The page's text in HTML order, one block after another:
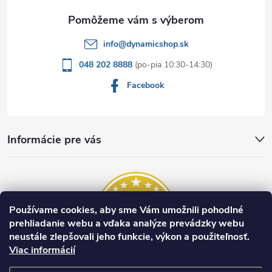
Používame cookies, aby sme Vám umožnili pohodlné
prehliadanie webu a vďaka analýze prevádzky webu
neustále zlepšovali jeho funkcie, výkon a použiteľnosť.
Viac informácií
Informácie pre vás
info@dynamicshop.sk
048 202 8888
Facebook